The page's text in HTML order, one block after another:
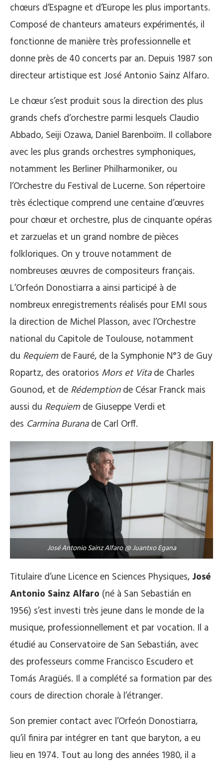
chœurs d’Espagne et d’Europe les plus importants.
Composé de chanteurs amateurs expérimentés, il
fonctionne de manière très professionnelle et
donne près de 40 concerts par an. Depuis 1987 son
directeur artistique est José Antonio Sainz Alfaro.
Le chœur s’est produit sous la direction des plus
grands chefs d’orchestre parmi lesquels Claudio
Abbado, Seiji Ozawa, Daniel Barenboïm. Il collabore
avec les plus grands orchestres symphoniques,
notamment les Berliner Philharmoniker, ou
l’Orchestre du Festival de Lucerne. Son répertoire
très éclectique comprend une centaine d’œuvres
pour chœur et orchestre, plus de cinquante opéras
et zarzuelas et un grand nombre de pièces
folkloriques. On y trouve notamment de
nombreuses œuvres de compositeurs français.
L’Orfeón Donostiarra a ainsi participé à de
nombreux enregistrements réalisés pour EMI sous
la direction de Michel Plasson, avec l’Orchestre
national du Capitole de Toulouse, notamment
du Requiem de Fauré, de la Symphonie N°3 de Guy
Ropartz, des oratorios Mors et Vitade Charles
Gounod, et de Rédemptionde César Franck mais
aussi du Requiem de Giuseppe Verdi et
des Carmina Buranade Carl Orff.
José Antonio Sainz Alfaro @ Juantxo Egana
Titulaire d’une Licence en Sciences Physiques, José
Antonio Sainz Alfaro (né à San Sebastián en
1956) s’est investi très jeune dans le monde de la
musique, professionnellement et par vocation. Il a
étudié au Conservatoire de San Sebastián, avec
des professeurs comme Francisco Escudero et
Tomás Aragüés. Il a complété sa formation par des
cours de direction chorale à l’étranger.
Son premier contact avec l’Orfeón Donostiarra,
qu’il finira par intégrer en tant que baryton, a eu
lieu en 1974. Tout au long des années 1980, il a